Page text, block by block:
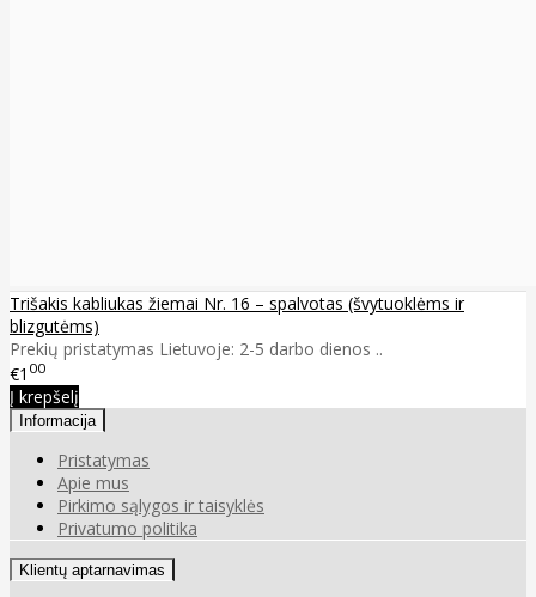
Trišakis kabliukas žiemai Nr. 16 – spalvotas (švytuoklėms ir
blizgutėms)
Prekių pristatymas Lietuvoje: 2-5 darbo dienos ..
€1 00
Į krepšelį
Informacija
Pristatymas
Apie mus
Pirkimo sąlygos ir taisyklės
Privatumo politika
Klientų aptarnavimas